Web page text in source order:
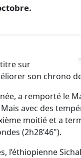
sur
son chrono
a remporté le
avec des
moitié et a
(2h28’46").
l’éthiopienne